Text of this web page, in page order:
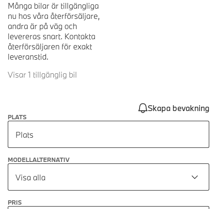
Många bilar är tillgängliga
nu hos våra återförsäljare,
andra är på väg och
levereras snart. Kontakta
återförsäljaren för exakt
leveranstid.
Visar 1 tillgänglig bil
Skapa bevakning
PLATS
Plats
MODELLALTERNATIV
Visa alla
PRIS